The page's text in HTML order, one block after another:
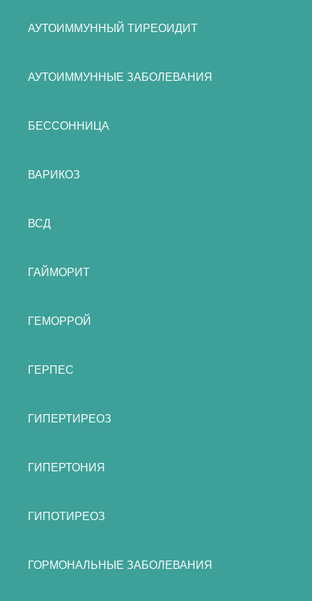
АУТОИММУННЫЙ ТИРЕОИДИТ
АУТОИММУННЫЕ ЗАБОЛЕВАНИЯ
БЕССОННИЦА
ВАРИКОЗ
ВСД
ГАЙМОРИТ
ГЕМОРРОЙ
ГЕРПЕС
ГИПЕРТИРЕОЗ
ГИПЕРТОНИЯ
ГИПОТИРЕОЗ
ГОРМОНАЛЬНЫЕ ЗАБОЛЕВАНИЯ